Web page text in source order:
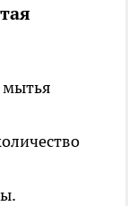
мытья